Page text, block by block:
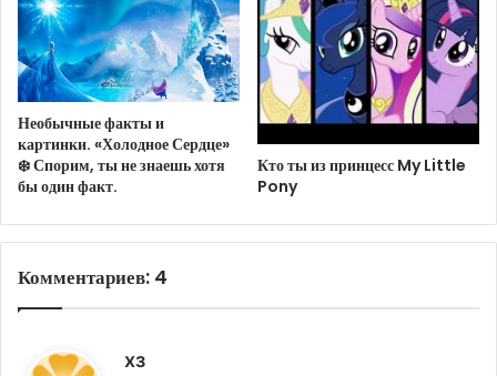
Необычные факты и
картинки. «Холодное Сердце»
❄️ Спорим, ты не знаешь хотя
бы один факт.
Кто ты из принцесс My Little
Pony
Комментариев: 4
хз